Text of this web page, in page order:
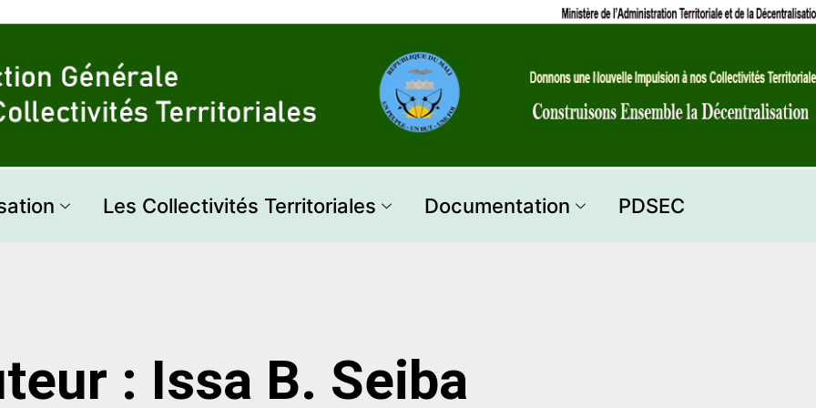
Les Collectivités Territoriales Documentation PDSEC
: Issa B. Seiba